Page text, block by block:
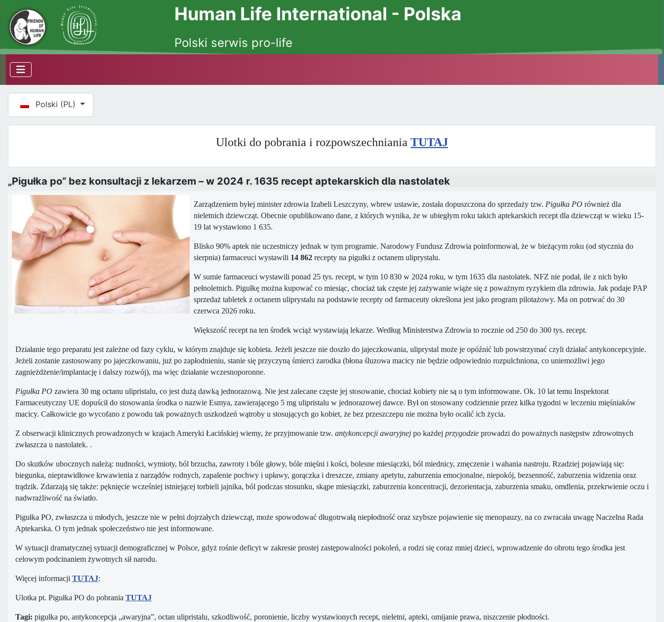
Human Life International - Polska
Polski serwis pro-life
Wybierz swój język
Polski (PL)
Ulotki do pobrania i rozpowszechniania TUTAJ
„Pigułka po” bez konsultacji z lekarzem – w 2024 r. 1635 recept aptekarskich dla nastolatek
Zarządzeniem byłej minister zdrowia Izabeli Leszczyny, wbrew ustawie, została dopuszczona do sprzedaży tzw. Pigułka PO również dla
nieletnich dziewcząt. Obecnie opublikowano dane, z których wynika, że w ubiegłym roku takich aptekarskich recept dla dziewcząt w wieku 15-
19 lat wystawiono 1 635.
Blisko 90% aptek nie uczestniczy jednak w tym programie. Narodowy Fundusz Zdrowia poinformował, że w bieżącym roku (od stycznia do
sierpnia) farmaceuci wystawili 14 862 recepty na pigułki z octanem uliprystalu.
W sumie farmaceuci wystawili ponad 25 tys. recept, w tym 10 830 w 2024 roku, w tym 1635 dla nastolatek. NFZ nie podał, ile z nich było
pełnoletnich. Pigułkę można kupować co miesiąc, chociaż tak częste jej zażywanie wiąże się z poważnym ryzykiem dla zdrowia. Jak podaje PAP
sprzedaż tabletek z octanem uliprystalu na podstawie recepty od farmaceuty określona jest jako program pilotażowy. Ma on potrwać do 30
czerwca 2026 roku.
Większość recept na ten środek wciąż wystawiają lekarze. Według Ministerstwa Zdrowia to rocznie od 250 do 300 tys. recept.
Działanie tego preparatu jest zależne od fazy cyklu, w którym znajduje się kobieta. Jeżeli jeszcze nie doszło do jajeczkowania, uliprystal może je opóźnić lub powstrzymać czyli działać antykoncepcyjnie.
Jeżeli zostanie zastosowany po jajeczkowaniu, już po zapłodnieniu, stanie się przyczyną śmierci zarodka (błona śluzowa macicy nie będzie odpowiednio rozpulchniona, co uniemożliwi jego
zagnieżdżenie/implantację i dalszy rozwój), ma więc działanie wczesnoporonne.
Pigułka PO zawiera 30 mg octanu ulipristalu, co jest dużą dawką jednorazową. Nie jest zalecane częste jej stosowanie, chociaż kobiety nie są o tym informowane. Ok. 10 lat temu Inspektorat
Farmaceutyczny UE dopuścił do stosowania środka o nazwie Esmya, zawierającego 5 mg ulipristalu w jednorazowej dawce. Był on stosowany codziennie przez kilka tygodni w leczeniu mięśniaków
macicy. Całkowicie go wycofano z powodu tak poważnych uszkodzeń wątroby u stosujących go kobiet, że bez przeszczepu nie można było ocalić ich życia.
Z obserwacji klinicznych prowadzonych w krajach Ameryki Łacińskiej wiemy, że przyjmowanie tzw. antykoncepcji awaryjnej po każdej przygodzie prowadzi do poważnych następstw zdrowotnych
zwłaszcza u nastolatek. .
Do skutków ubocznych należą: nudności, wymioty, ból brzucha, zawroty i bóle głowy, bóle mięśni i kości, bolesne miesiączki, ból miednicy, zmęczenie i wahania nastroju. Rzadziej pojawiają się:
biegunka, nieprawidłowe krwawienia z narządów rodnych, zapalenie pochwy i upławy, gorączka i dreszcze, zmiany apetytu, zaburzenia emocjonalne, niepokój, bezsenność, zaburzenia widzenia oraz
trądzik. Zdarzają się także: pęknięcie wcześniej istniejącej torbieli jajnika, ból podczas stosunku, skąpe miesiączki, zaburzenia koncentracji, dezorientacja, zaburzenia smaku, omdlenia, przekrwienie oczu i
nadwrażliwość na światło.
Pigułka PO, zwłaszcza u młodych, jeszcze nie w pełni dojrzałych dziewcząt, może spowodować długotrwałą niepłodność oraz szybsze pojawienie się menopauzy, na co zwracała uwagę Naczelna Rada
Aptekarska. O tym jednak społeczeństwo nie jest informowane.
W sytuacji dramatycznej sytuacji demograficznej w Polsce, gdyż rośnie deficyt w zakresie prostej zastępowalności pokoleń, a rodzi się coraz mniej dzieci, wprowadzenie do obrotu tego środka jest
celowym podcinaniem żywotnych sił narodu.
Więcej informacji TUTAJ:
Ulotka pt. Pigułka PO do pobrania TUTAJ
Tagi: pigułka po, antykoncepcja „awaryjna”, octan ulipristalu, szkodliwość, poronienie, liczby wystawionych recept, nieletni, apteki, omijanie prawa, niszczenie płodności.